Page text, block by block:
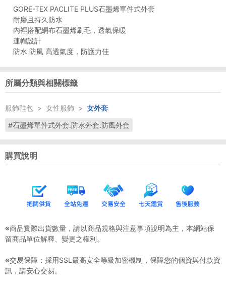
GORE-TEX PACLITE PLUS石墨烯單件式外套
耐磨且持久防水
內裡搭配網布石墨烯刷毛，透氣保暖
連帽設計
防水 防風 高透氣度，防護力佳
所屬分類與相關標籤
服飾鞋包 > 女性服飾 > 女外套
#石墨烯單件式外套.防水外套.防風外套
購買說明
※商品實際出貨數量，請以商品規格與注意事項說明為主，本網站保
留商品單位解釋、變更之權利。
※交易保障：採用SSL最高安全等級加密機制，保障您的個資與付款資
訊，請安心交易。